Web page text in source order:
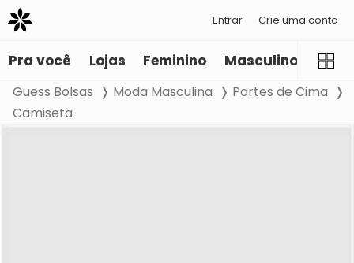
Entrar Crie uma conta
Pra você Lojas Feminino Masculino
Guess Bolsas Moda Masculina
Partes de Cima
Camiseta